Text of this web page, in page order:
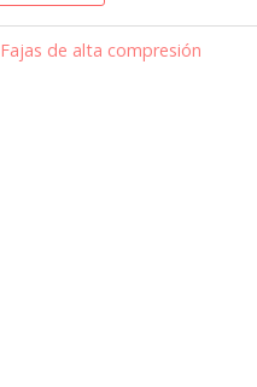
Fajas de alta compresión